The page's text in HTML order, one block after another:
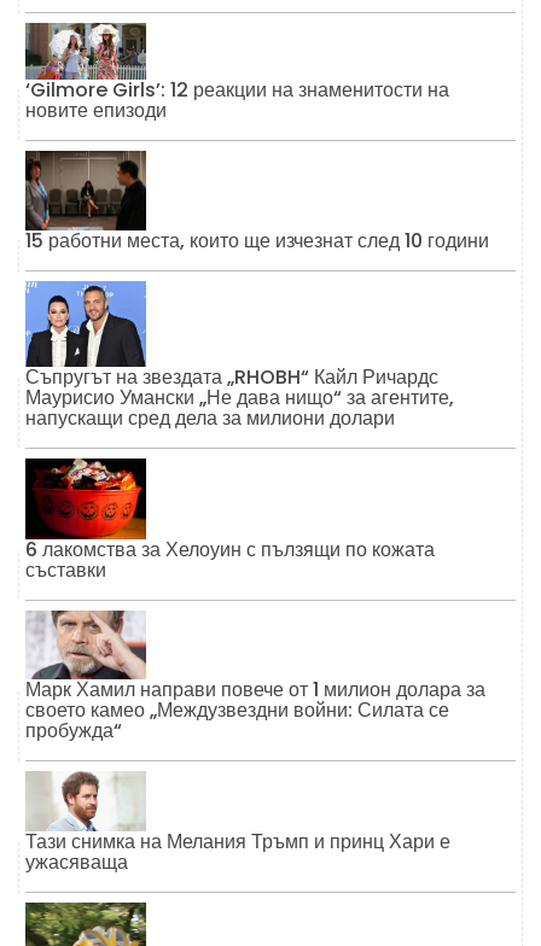
‘Gilmore Girls’: 12 реакции на знаменитости на
новите епизоди
15 работни места, които ще изчезнат след 10 години
Съпругът на звездата „RHOBH“ Кайл Ричардс
Маурисио Умански „Не дава нищо“ за агентите,
напускащи сред дела за милиони долари
6 лакомства за Хелоуин с пълзящи по кожата
съставки
Марк Хамил направи повече от 1 милион долара за
своето камео „Междузвездни войни: Силата се
пробужда“
Тази снимка на Мелания Тръмп и принц Хари е
ужасяваща